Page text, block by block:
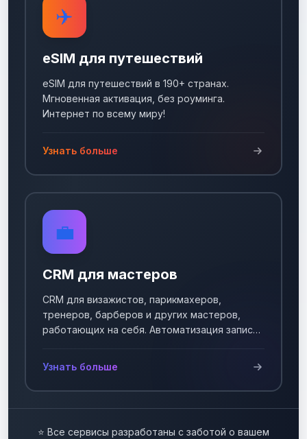
✈️
eSIM для путешествий
eSIM для путешествий в 190+ странах.
Мгновенная активация, без роуминга.
Интернет по всему миру!
Узнать больше
💼
CRM для мастеров
CRM для визажистов, парикмахеров,
тренеров, барберов и других мастеров,
работающих на себя. Автоматизация записи
Узнать больше
⭐ Все сервисы разработаны с заботой о вашем